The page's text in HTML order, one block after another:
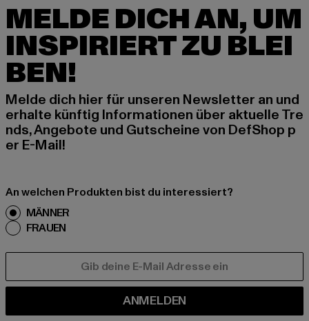
MELDE DICH AN, UM
INSPIRIERT ZU BLEI
BEN!
Melde dich hier für unseren Newsletter an und
erhalte künftig Informationen über aktuelle Tre
nds, Angebote und Gutscheine von DefShop p
er E-Mail!
An welchen Produkten bist du interessiert?
MÄNNER
FRAUEN
ANMELDEN